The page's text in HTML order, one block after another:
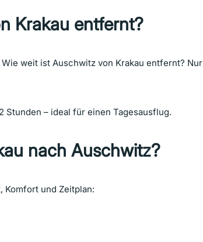
Krakau entfernt?
weit ist Auschwitz von Krakau entfernt? Nur
Stunden – ideal für einen Tagesausflug.
nach Auschwitz?
Komfort und Zeitplan: